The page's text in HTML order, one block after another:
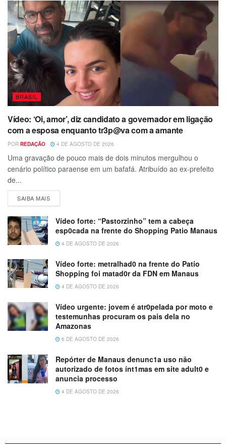
BRASIL
Vídeo: ‘Oi, amor’, diz candidato a governador em ligação
com a esposa enquanto tr3p@va com a amante
POR REDAÇÃO 4 DE AGOSTO DE 2026
Uma gravação de pouco mais de dois minutos mergulhou o
cenário político paraense em um bafafá. Atribuído ao ex-prefeito
de...
SAIBA MAIS
Vídeo forte: “Pastorzinho” tem a cabeça
esp0cada na frente do Shopping Patio Manaus
4 DE AGOSTO DE 2026
Vídeo forte: metralhad0 na frente do Patio
Shopping foi matad0r da FDN em Manaus
4 DE AGOSTO DE 2026
Vídeo urgente: jovem é atr0pelada por moto e
testemunhas procuram os pais dela no
Amazonas
6 DE AGOSTO DE 2026
Repórter de Manaus denunc1a uso não
autorizado de fotos ínt1mas em site adult0 e
anuncia processo
4 DE AGOSTO DE 2026